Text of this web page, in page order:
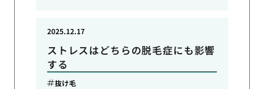
ストレスはどちらの脱毛症にも影響
する
2025.12.17
抜け毛